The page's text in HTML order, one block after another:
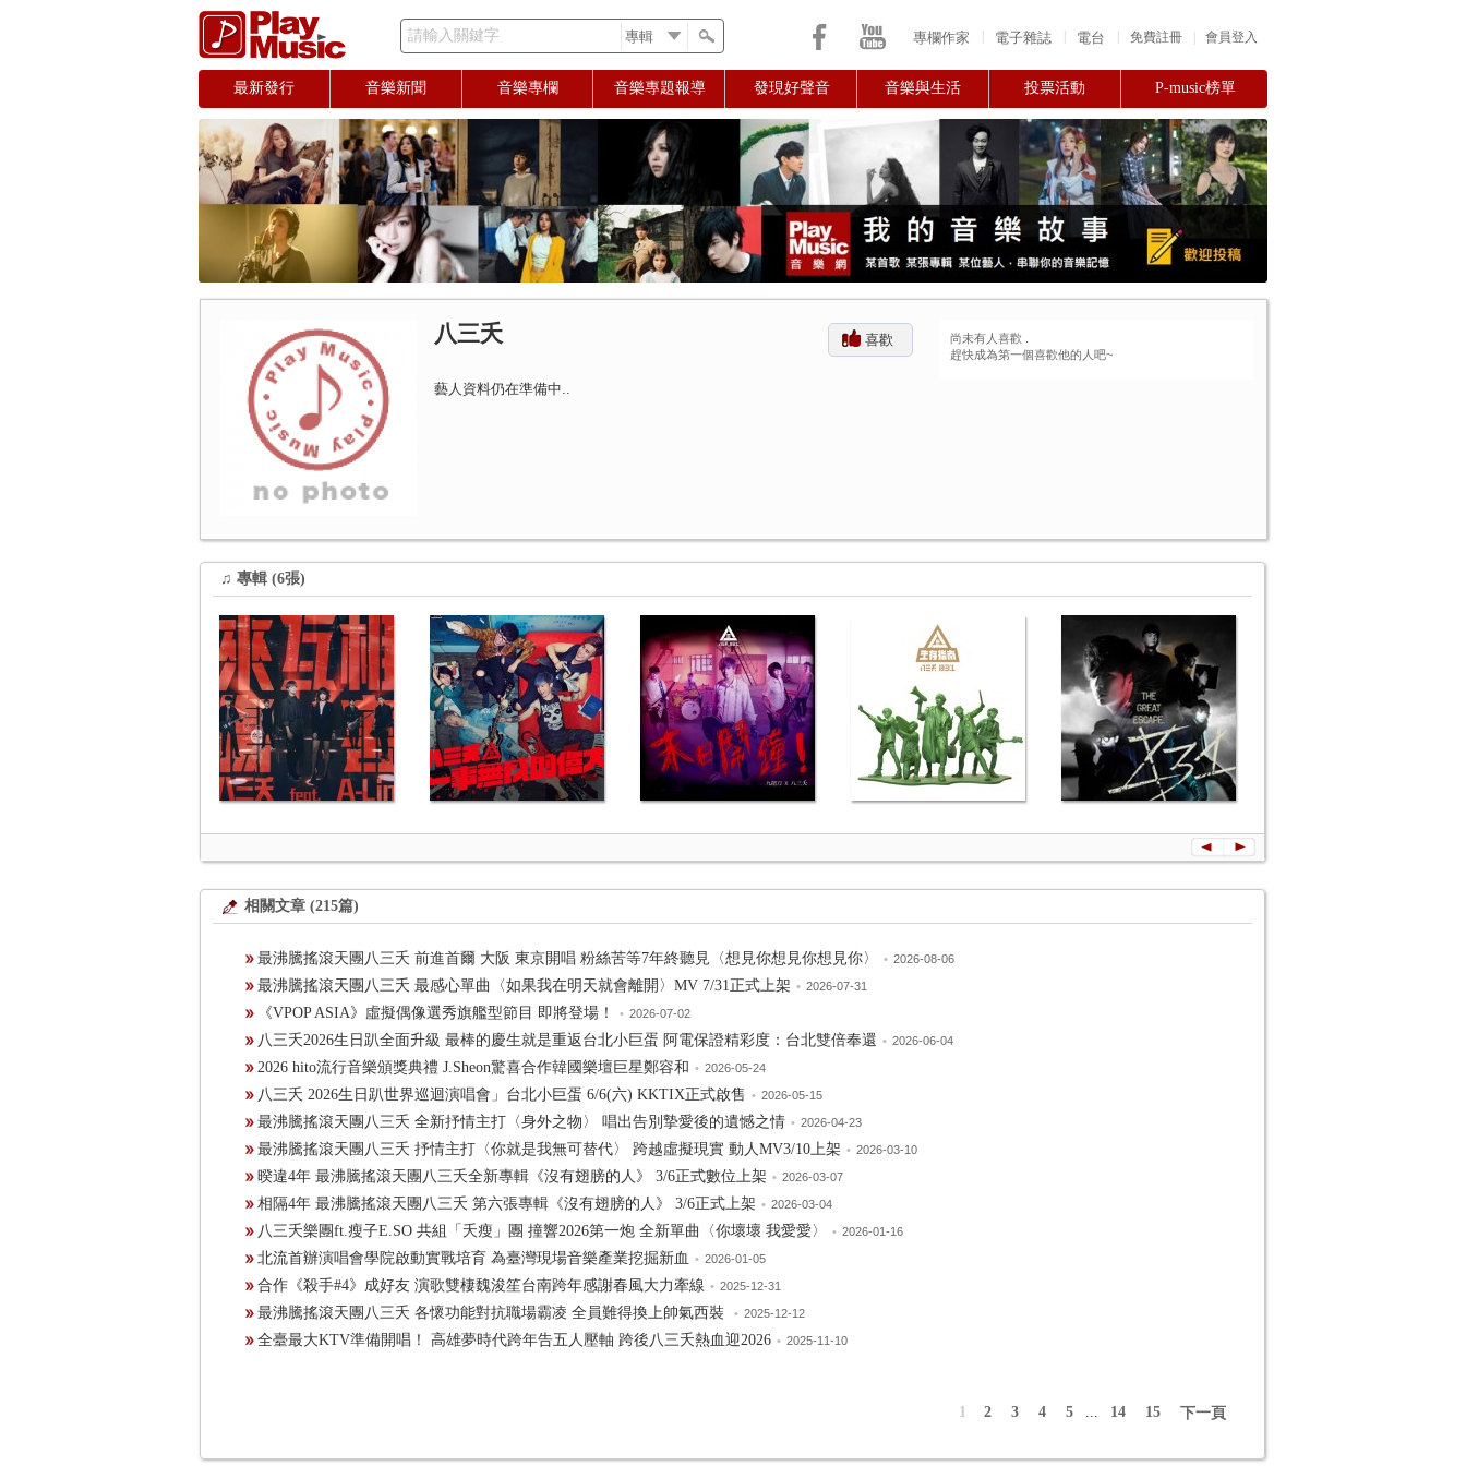
請輸入關鍵字 會員登入
免費註冊
專欄作家 電子雜誌 電台
最新發行 音樂新聞 音樂專欄 音樂專題報導 發現好聲音 音樂與生活 投票活動 P-music榜單
八三夭 喜歡
藝人資料仍在準備中..
尚未有人喜歡
趕快成為第一個喜歡他的人吧~
♫ 專輯 (6張)
相關文章 (215篇)
最沸騰搖滾天團八三夭 前進首爾 大阪 東京開唱 粉絲苦等7年終聽見〈想見你想見你想見你〉 • 2026-08-06
最沸騰搖滾天團八三夭 最感心單曲〈如果我在明天就會離開〉MV 7/31正式上架 • 2026-07-31
《VPOP ASIA》虛擬偶像選秀旗艦型節目 即將登場！ • 2026-07-02
八三夭2026生日趴全面升級 最棒的慶生就是重返台北小巨蛋 阿電保證精彩度：台北雙倍奉還 • 2026-06-04
2026 hito流行音樂頒獎典禮 J.Sheon驚喜合作韓國樂壇巨星鄭容和 • 2026-05-24
八三夭 2026生日趴世界巡迴演唱會」台北小巨蛋 6/6(六) KKTIX正式啟售 • 2026-05-15
最沸騰搖滾天團八三夭 全新抒情主打〈身外之物〉 唱出告別摯愛後的遺憾之情 • 2026-04-23
最沸騰搖滾天團八三夭 抒情主打〈你就是我無可替代〉 跨越虛擬現實 動人MV3/10上架 • 2026-03-10
暌違4年 最沸騰搖滾天團八三夭全新專輯《沒有翅膀的人》 3/6正式數位上架 • 2026-03-07
相隔4年 最沸騰搖滾天團八三夭 第六張專輯《沒有翅膀的人》 3/6正式上架 • 2026-03-04
八三夭樂團ft.瘦子E.SO 共組「夭瘦」團 撞響2026第一炮 全新單曲〈你壞壞 我愛愛〉 • 2026-01-16
北流首辦演唱會學院啟動實戰培育 為臺灣現場音樂產業挖掘新血 • 2026-01-05
合作《殺手#4》成好友 演歌雙棲魏浚笙台南跨年感謝春風大力牽線 • 2025-12-31
最沸騰搖滾天團八三夭 各懷功能對抗職場霸凌 全員難得換上帥氣西裝 • 2025-12-12
全臺最大KTV準備開唱！ 高雄夢時代跨年告五人壓軸 跨後八三夭熱血迎2026 • 2025-11-10
1 2 3 4 5 ... 14 15 下一頁